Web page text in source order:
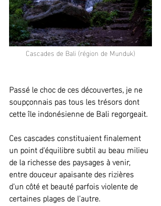
Cascades de Bali (région de Munduk)
Passé le choc de ces découvertes, je ne
soupçonnais pas tous les trésors dont
cette île indonésienne de Bali regorgeait.
Ces cascades constituaient finalement
un point d'équilibre subtil au beau milieu
de la richesse des paysages à venir,
entre douceur apaisante des rizières
d'un côté et beauté parfois violente de
certaines plages de l'autre.